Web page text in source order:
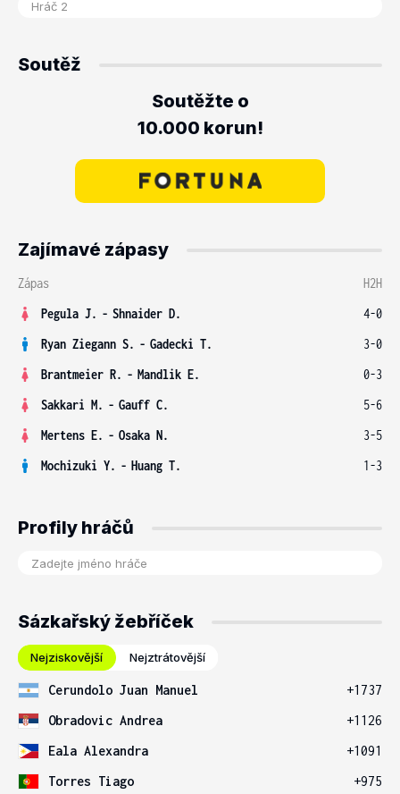
Soutěž
Soutěžte o
10.000 korun!
Zajímavé zápasy
Zápas
H2H
Pegula J. - Shnaider D.
4-0
Ryan Ziegann S. - Gadecki T.
3-0
Brantmeier R. - Mandlik E.
0-3
Sakkari M. - Gauff C.
5-6
Mertens E. - Osaka N.
3-5
Mochizuki Y. - Huang T. 1-3
Profily hráčů
Sázkařský žebříček
Nejziskovější Nejztrátovější
Cerundolo Juan Manuel
+1737
Obradovic Andrea
+1126
Eala Alexandra
+1091
Torres Tiago
+975